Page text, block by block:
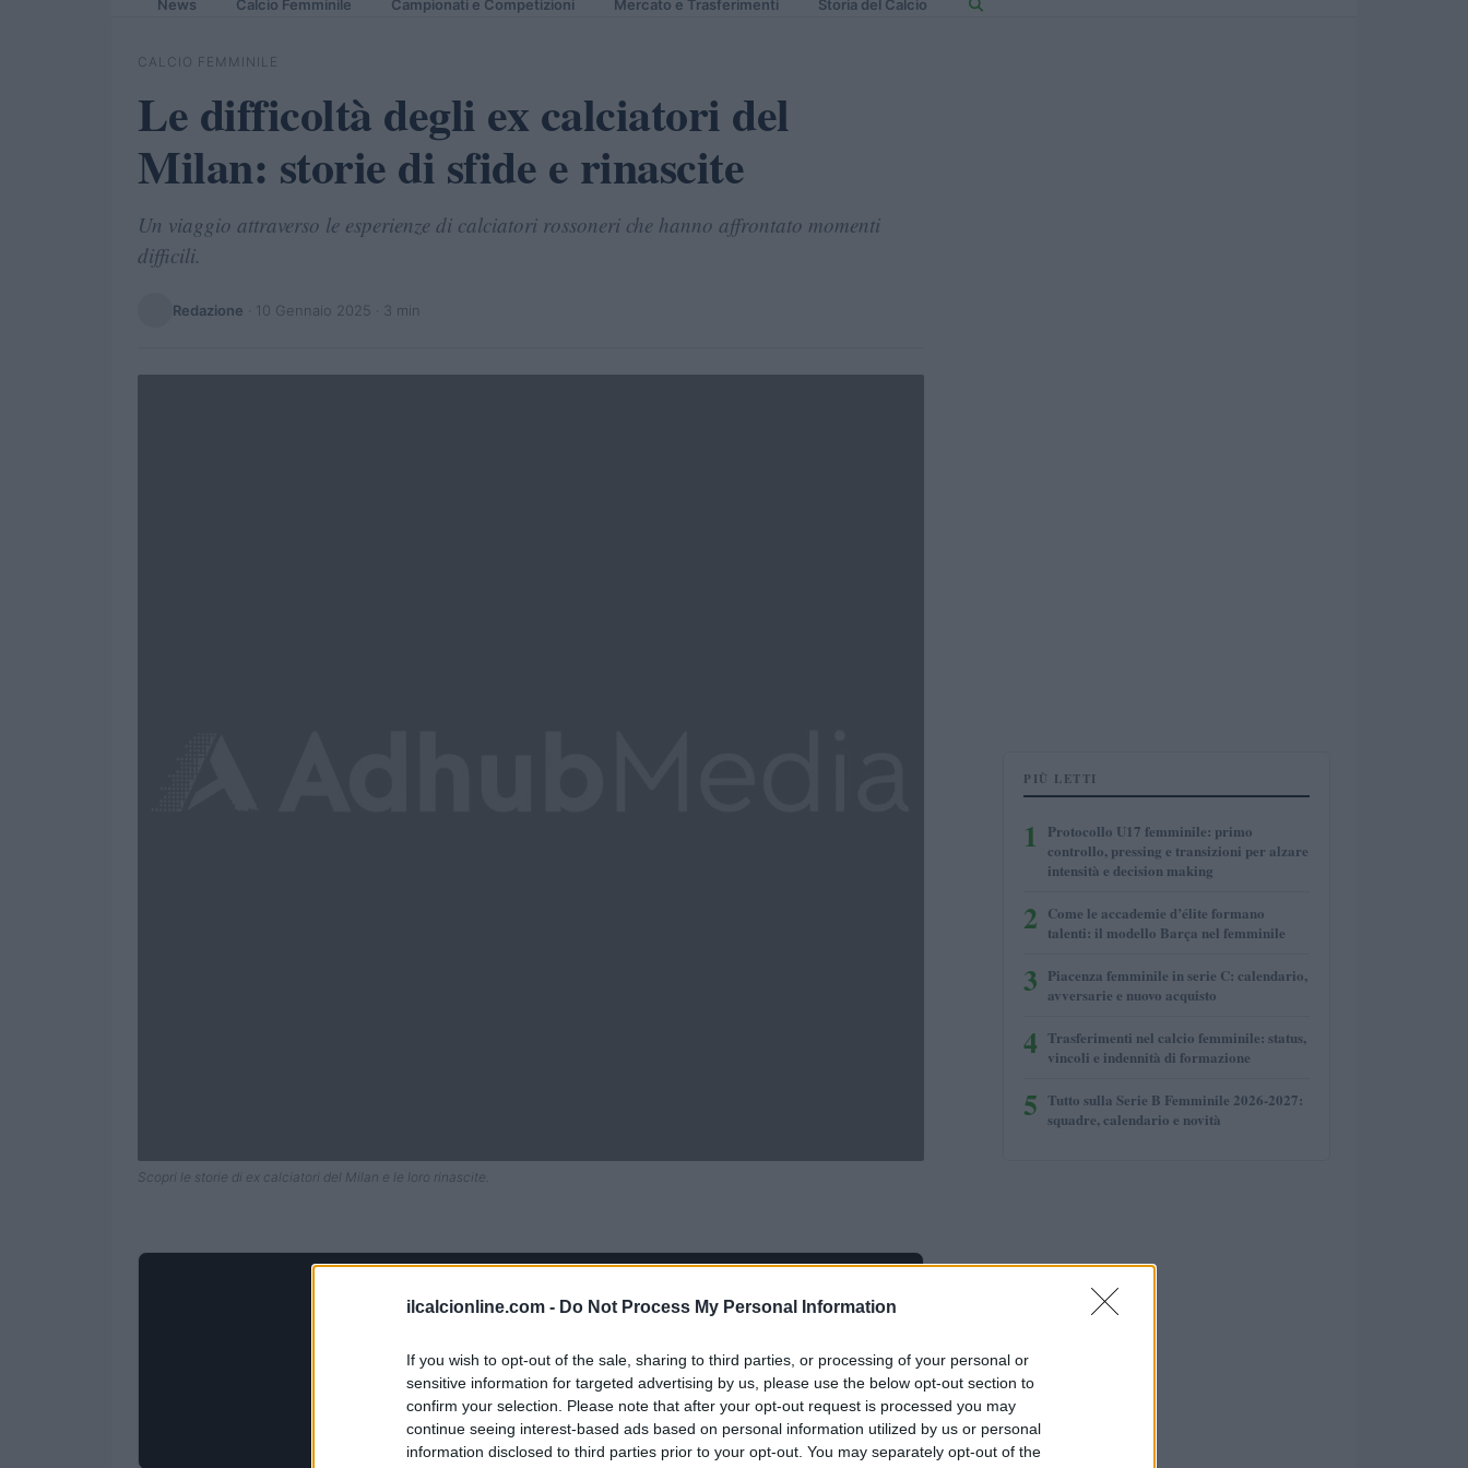
ilcalcionline.com - Do Not Process My Personal Information
If you wish to opt-out of the sale, sharing to third parties, or processing of your personal or
sensitive information for targeted advertising by us, please use the below opt-out section to
confirm your selection. Please note that after your opt-out request is processed you may
continue seeing interest-based ads based on personal information utilized by us or personal
information disclosed to third parties prior to your opt-out. You may separately opt-out of the
News Calcio Femminile Campionati e Competizioni Mercato e Trasferimenti Storia del Calcio
CALCIO FEMMINILE
Le difficoltà degli ex calciatori del
Milan: storie di sfide e rinascite
Un viaggio attraverso le esperienze di calciatori rossoneri che hanno affrontato momenti
difficili.
Redazione 10 Gennaio 2025 · 3 min
Scopri le storie di ex calciatori del Milan e le loro rinascite.
PIÙ LETTI
1
Protocollo U17 femminile: primo
controllo, pressing e transizioni per alzare
intensità e decision making
2 Come le accademie d’élite formano
talenti: il modello Barça nel femminile
3 Piacenza femminile in serie C: calendario,
avversarie e nuovo acquisto
4 Trasferimenti nel calcio femminile: status,
vincoli e indennità di formazione
5 Tutto sulla Serie B Femminile 2026-2027:
squadre, calendario e novità